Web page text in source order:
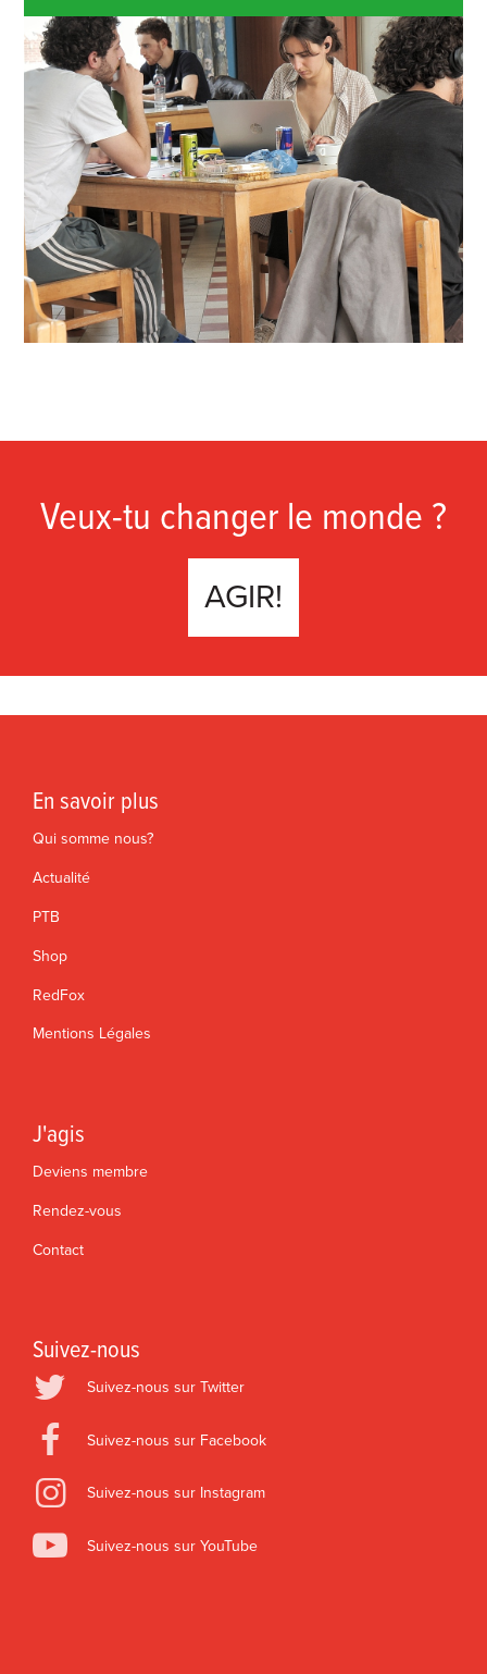
Veux-tu changer le monde ?
AGIR!
En savoir plus
Qui somme nous?
Actualité
PTB
Shop
RedFox
Mentions Légales
J'agis
Deviens membre
Rendez-vous
Contact
Suivez-nous
Suivez-nous sur Twitter
Suivez-nous sur Facebook
Suivez-nous sur Instagram
Suivez-nous sur YouTube